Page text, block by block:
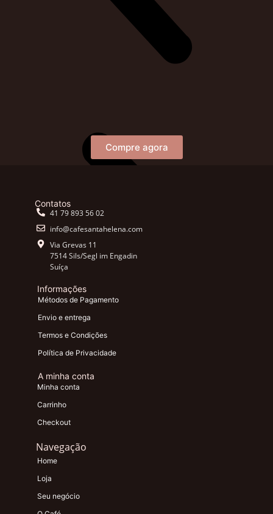
Compre agora
Contatos
41 79 893 56 02
info@cafesantahelena.com
Via Grevas 11
7514 Sils/Segl im Engadin
Suíça
Informações
Métodos de Pagamento
Envio e entrega
Termos e Condições
Política de Privacidade
A minha conta
Minha conta
Carrinho
Checkout
Navegação
Home
Loja
Seu negócio